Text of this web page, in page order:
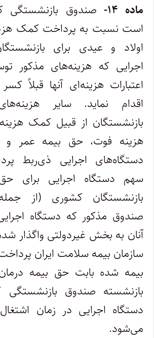
ماده ۱۴-
صندوق
است نسبت به پرداخت کمک
اولاد و عیدی برای
اجرایی که هزینه‌های مذکور
اعتبارات هزینه‌ای آنها قبلاً
اقدام نماید. سایر
بازنشستگان از قبیل کمک
هزینه فوت، حق بیمه عمر
دستگاه‌های اجرایی ذی‌ربط
سهم دستگاه اجرایی برای
بازنشستگان کشوری (از
صندوق مذکور که دستگاه
آنان به بخش غیردولتی واگذار
سازمان بیمه سلامت ایران
بیمه شده بابت حق بیمه درمان
بازنشسته صندوق
دستگاه اجرایی در زمان
می‌شود.